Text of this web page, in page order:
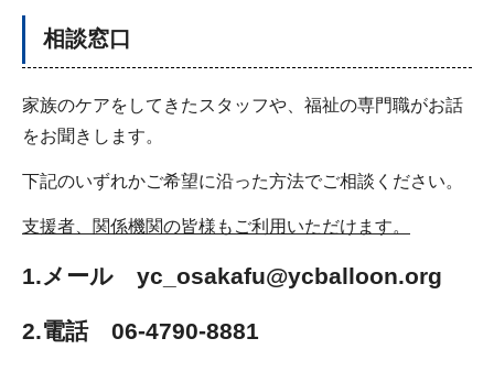
相談窓口
家族のケアをしてきたスタッフや、福祉の専門職がお話
をお聞きします。
下記のいずれかご希望に沿った方法でご相談ください。
支援者、関係機関の皆様もご利用いただけます。
1.メール yc_osakafu@ycballoon.org
2.電話 06-4790-8881